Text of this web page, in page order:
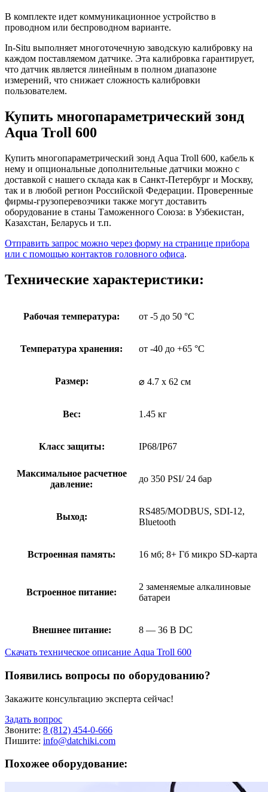
В комплекте идет коммуникационное устройство в
проводном или беспроводном варианте.
In-Situ выполняет многоточечную заводскую калибровку на
каждом поставляемом датчике. Эта калибровка гарантирует,
что датчик является линейным в полном диапазоне
измерений, что снижает сложность калибровки
пользователем.
Купить многопараметрический зонд
Aqua Troll 600
Купить многопараметрический зонд Aqua Troll 600, кабель к
нему и опциональные дополнительные датчики можно с
доставкой с нашего склада как в Санкт-Петербург и Москву,
так и в любой регион Российской Федерации. Проверенные
фирмы-грузоперевозчики также могут доставить
оборудование в станы Таможенного Союза: в Узбекистан,
Казахстан, Беларусь и т.п.
Отправить запрос можно через форму на странице прибора
или с помощью контактов головного офиса.
Технические характеристики:
Рабочая температура: от -5 до 50 °C
Температура хранения: от -40 до +65 °C
Размер: ⌀ 4.7 х 62 см
Вес: 1.45 кг
Класс защиты: IP68/IP67
Максимальное расчетное
давление:
до 350 PSI/ 24 бар
Выход:
RS485/MODBUS, SDI-12,
Bluetooth
Встроенная память: 16 мб; 8+ Гб микро SD-карта
Встроенное питание:
2 заменяемые алкалиновые
батареи
Внешнее питание: 8 — 36 В DC
Скачать техническое описание Aqua Troll 600
Появились вопросы по оборудованию?
Закажите консультацию эксперта сейчас!
Задать вопрос
Звоните: 8 (812) 454-0-666
Пишите: info@datchiki.com
Похожее оборудование: